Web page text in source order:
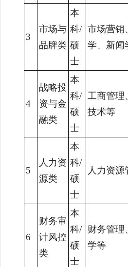
3
市场与
品牌类
本
科/
硕
士
市场营销
学、新闻
4
战略投
资与金
融类
本
科/
硕
士
工商管理
技术等
5
人力资
源类
本
科/
硕
士
人力资
6
财务审
计风控
类
本
科/
硕
士
财务管理
学等